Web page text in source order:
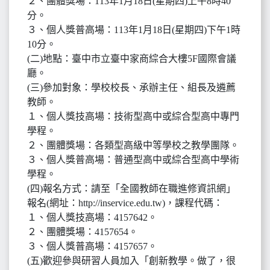
分。
３、個人獎普高場：113年1月18日(星期四)下午1時
10分。
(二)地點：臺中市立臺中家商綜合大樓5F國際會議
廳。
(三)參加對象：學校校長、承辦主任、組長及遴薦
教師。
１、個人獎技高場：技術型高中或綜合型高中專門
學程。
２、團體獎場：各類型高級中等學校之教學團隊。
３、個人獎普高場：普通型高中或綜合型高中學術
學程。
(四)報名方式：請至「全國教師在職進修資訊網」
報名(網址：http://inservice.edu.tw)，課程代碼：
１、個人獎技高場：4157642。
２、團體獎場：4157654。
３、個人獎普高場：4157657。
(五)歡迎參與研習人員加入「創新教學。做了，很